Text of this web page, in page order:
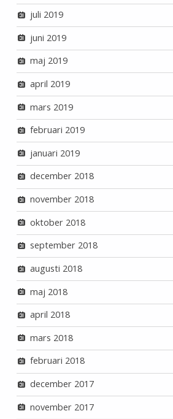
juli 2019
juni 2019
maj 2019
april 2019
mars 2019
februari 2019
januari 2019
december 2018
november 2018
oktober 2018
september 2018
augusti 2018
maj 2018
april 2018
mars 2018
februari 2018
december 2017
november 2017